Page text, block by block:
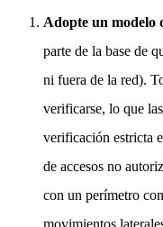
Adopte un modelo
parte de la base de
ni fuera de la red).
verificarse, lo que
verificación estricta
de accesos no
con un perímetro
movimientos